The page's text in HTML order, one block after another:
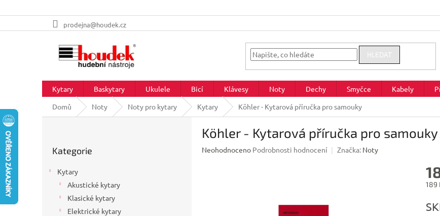
na
prodejna@houdek.cz
HLEDAT
Kytary Baskytary Ukulele Bicí Klávesy Noty Dechy Smyčce Kabely
Domů
Noty Noty pro kytary Kytary Köhler - Kytarová příručka pro samouky
kategorie
Kategorie
Kytary
Akustické kytary
Klasické kytary
Elektrické kytary
Köhler - Kytarová příručka pro samouky
Průměrné
Neohodnoceno Podrobnosti hodnocení Značka: Noty
189